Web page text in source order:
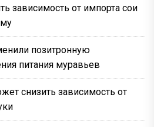
зависимость от импорта сои
позитронную
питания муравьев
снизить зависимость от